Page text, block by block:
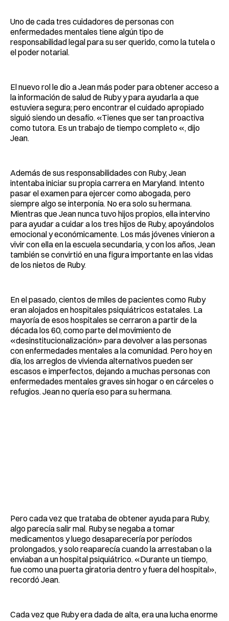
Uno de cada tres cuidadores de personas con
enfermedades mentales tiene algún tipo de
responsabilidad legal para su ser querido, como la tutela o
el poder notarial.
El nuevo rol le dio a Jean más poder para obtener acceso a
la información de salud de Ruby y para ayudarla a que
estuviera segura; pero encontrar el cuidado apropiado
siguió siendo un desafío. «Tienes que ser tan proactiva
como tutora. Es un trabajo de tiempo completo «, dijo
Jean.
Además de sus responsabilidades con Ruby, Jean
intentaba iniciar su propia carrera en Maryland. Intento
pasar el examen para ejercer como abogada, pero
siempre algo se interponía. No era solo su hermana.
Mientras que Jean nunca tuvo hijos propios, ella intervino
para ayudar a cuidar a los tres hijos de Ruby, apoyándolos
emocional y económicamente. Los más jóvenes vinieron a
vivir con ella en la escuela secundaria, y con los años, Jean
también se convirtió en una figura importante en las vidas
de los nietos de Ruby.
En el pasado, cientos de miles de pacientes como Ruby
eran alojados en hospitales psiquiátricos estatales. La
mayoría de esos hospitales se cerraron a partir de la
década los 60, como parte del movimiento de
«desinstitucionalización» para devolver a las personas
con enfermedades mentales a la comunidad. Pero hoy en
día, los arreglos de vivienda alternativos pueden ser
escasos e imperfectos, dejando a muchas personas con
enfermedades mentales graves sin hogar o en cárceles o
refugios. Jean no quería eso para su hermana.
Pero cada vez que trataba de obtener ayuda para Ruby,
algo parecía salir mal. Ruby se negaba a tomar
medicamentos y luego desaparecería por períodos
prolongados, y solo reaparecía cuando la arrestaban o la
enviaban a un hospital psiquiátrico. «Durante un tiempo,
fue como una puerta giratoria dentro y fuera del hospital»,
recordó Jean.
Cada vez que Ruby era dada de alta, era una lucha enorme